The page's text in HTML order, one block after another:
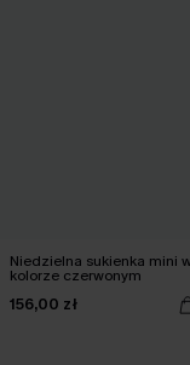
Niedzielna sukienka mini
kolorze czerwonym
156,00 zł